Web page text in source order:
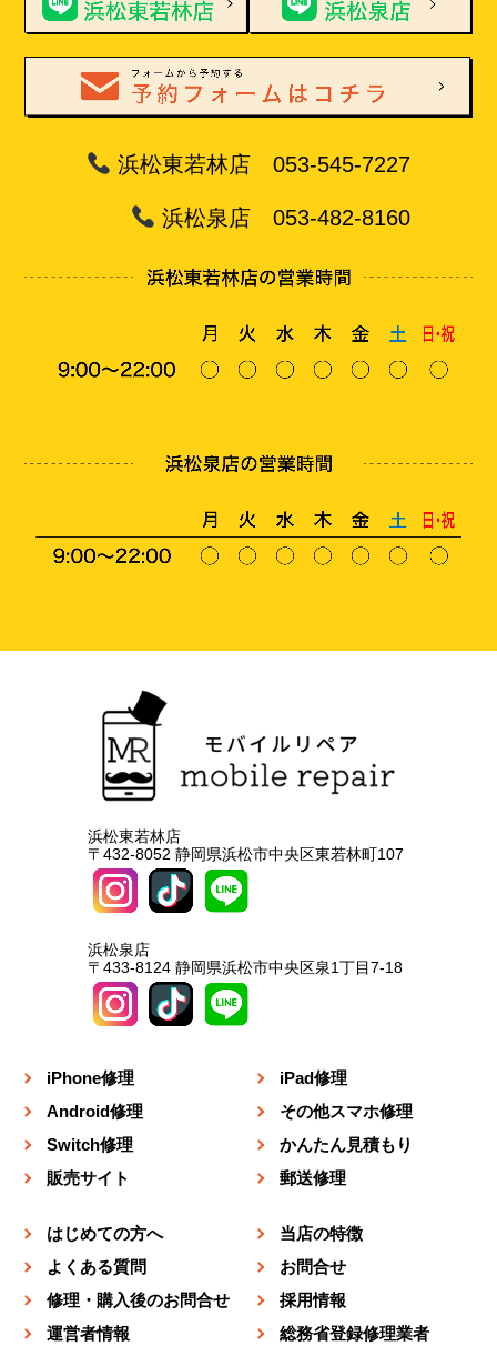
浜松東若林店 053-545-7227
浜松泉店 053-482-8160
浜松東若林店
〒432-8052 静岡県浜松市中央区東若林町107
浜松泉店
〒433-8124 静岡県浜松市中央区泉1丁目7-18
iPhone修理
iPad修理
Android修理
その他スマホ修理
Switch修理
かんたん見積もり
販売サイト
郵送修理
はじめての方へ
当店の特徴
よくある質問
お問合せ
修理・購入後のお問合せ
採用情報
運営者情報
総務省登録修理業者